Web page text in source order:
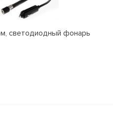
светодиодный фонарь